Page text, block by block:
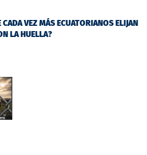
CADA VEZ MÁS ECUATORIANOS ELIJAN
LA HUELLA?